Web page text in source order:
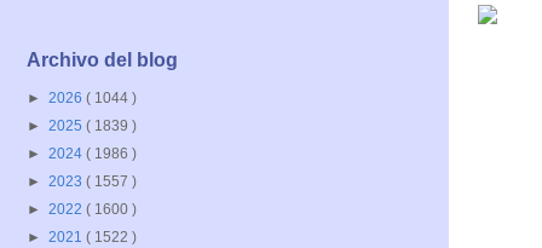
Archivo del blog
► 2026 ( 1044 )
► 2025 ( 1839 )
► 2024 ( 1986 )
► 2023 ( 1557 )
► 2022 ( 1600 )
► 2021 ( 1522 )